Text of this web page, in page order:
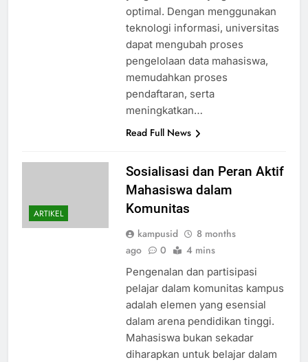
optimal. Dengan menggunakan
teknologi informasi, universitas
dapat mengubah proses
pengelolaan data mahasiswa,
memudahkan proses
pendaftaran, serta
meningkatkan…
Read Full News
ARTIKEL
Sosialisasi dan Peran Aktif
Mahasiswa dalam
Komunitas
kampusid
8 months
ago
0 4 mins
Pengenalan dan partisipasi
pelajar dalam komunitas kampus
adalah elemen yang esensial
dalam arena pendidikan tinggi.
Mahasiswa bukan sekadar
diharapkan untuk belajar dalam